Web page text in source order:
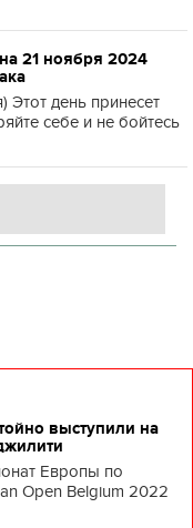
21 ноября 2024
Этот день принесет
себе и не бойтесь
выступили на
Европы по
Open Belgium 2022